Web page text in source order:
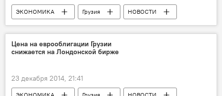
ЭКОНОМИКА Грузия НОВОСТИ
Цена на еврооблигации Грузии
снижается на Лондонской бирже
23 декабря 2014, 21:41